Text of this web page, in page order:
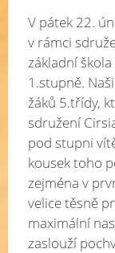
V pátek 22.
v rámci
základní
1.stupně.
žáků 5.třídy,
sdružení
pod stupni
kousek toho
zejména v
velice těsně
maximální
zaslouží